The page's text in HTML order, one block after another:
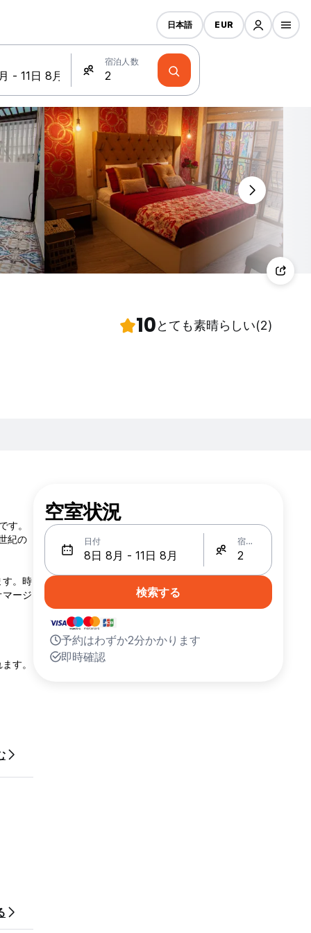
宿泊人数
日本語 EUR
10とても素晴らしい(2)
す。
紀の
す。時
ージ
す。
空室状況
日付 宿泊人数
検索する
予約はわずか2分かかります
即時確認